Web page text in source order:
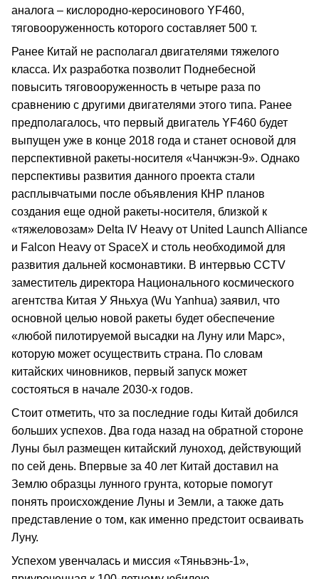
аналога – кислородно-керосинового YF460,
тяговооруженность которого составляет 500 т.
Ранее Китай не располагал двигателями тяжелого
класса. Их разработка позволит Поднебесной
повысить тяговооруженность в четыре раза по
сравнению с другими двигателями этого типа. Ранее
предполагалось, что первый двигатель YF460 будет
выпущен уже в конце 2018 года и станет основой для
перспективной ракеты-носителя «Чанчжэн-9». Однако
перспективы развития данного проекта стали
расплывчатыми после объявления КНР планов
создания еще одной ракеты-носителя, близкой к
«тяжеловозам» Delta IV Heavy от United Launch Alliance
и Falcon Heavy от SpaceX и столь необходимой для
развития дальней космонавтики. В интервью CCTV
заместитель директора Национального космического
агентства Китая У Яньхуа (Wu Yanhua) заявил, что
основной целью новой ракеты будет обеспечение
«любой пилотируемой высадки на Луну или Марс»,
которую может осуществить страна. По словам
китайских чиновников, первый запуск может
состояться в начале 2030-х годов.
Стоит отметить, что за последние годы Китай добился
больших успехов. Два года назад на обратной стороне
Луны был размещен китайский луноход, действующий
по сей день. Впервые за 40 лет Китай доставил на
Землю образцы лунного грунта, которые помогут
понять происхождение Луны и Земли, а также дать
представление о том, как именно предстоит осваивать
Луну.
Успехом увенчалась и миссия «Тяньвэнь-1»,